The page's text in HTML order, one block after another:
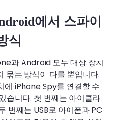
에서 스파이
식
과 Android 모두 대상 장치
묶는 방식이 다를 뿐입니다.
에 iPhone Spy를 연결할 수
습니다. 첫 번째는 아이클라
번째는 USB로 아이폰과 PC